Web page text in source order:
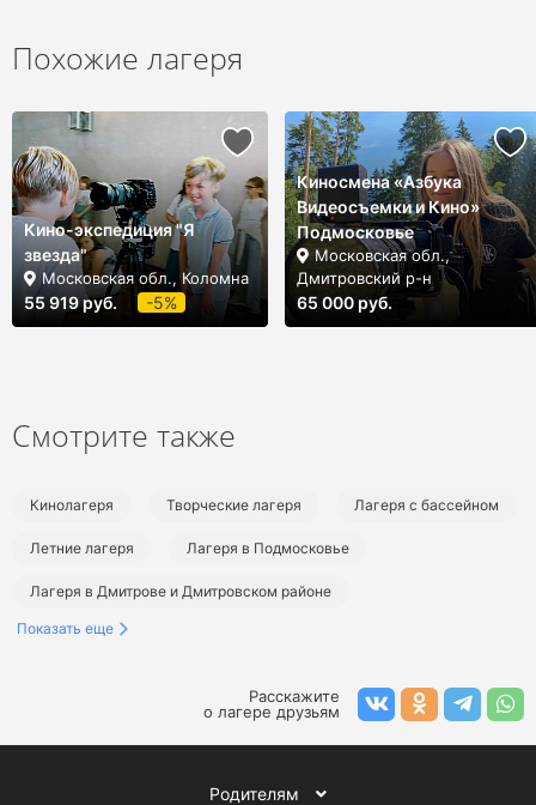
Похожие лагеря
Кино-экспедиция "Я
звезда"
Московская обл., Коломна
55 919 руб. -5%
Киносмена «Азбука
Видеосъемки и Кино»
Подмосковье
Московская обл.,
Дмитровский р-н
65 000 руб.
Смотрите также
Кинолагеря Творческие лагеря Лагеря с бассейном
Летние лагеря Лагеря в Подмосковье
Лагеря в Дмитрове и Дмитровском районе
Кинолагеря в Подмосковье
Лагеря с бассейном в Подмосковье
Показать еще
Расскажите
о лагере друзьям
Родителям